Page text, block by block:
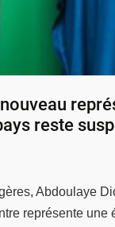
reste
Abdoulaye
représente